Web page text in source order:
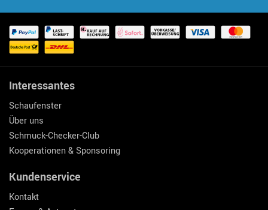
Interessantes
Schaufenster
Über uns
Schmuck-Checker-Club
Kooperationen & Sponsoring
Kundenservice
Kontakt